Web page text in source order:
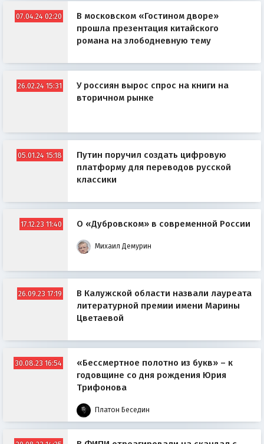
07.04.24 02:20
В московском «Гостином дворе»
прошла презентация китайского
романа на злободневную тему
26.02.24 15:31
У россиян вырос спрос на книги на
вторичном рынке
05.01.24 15:18
Путин поручил создать цифровую
платформу для переводов русской
классики
17.12.23 11:40 О «Дубровском» в современной России
Михаил Демурин
26.09.23 17:19
В Калужской области назвали лауреата
литературной премии имени Марины
Цветаевой
30.08.23 16:54
«Бессмертное полотно из букв» – к
годовщине со дня рождения Юрия
Трифонова
Платон Беседин